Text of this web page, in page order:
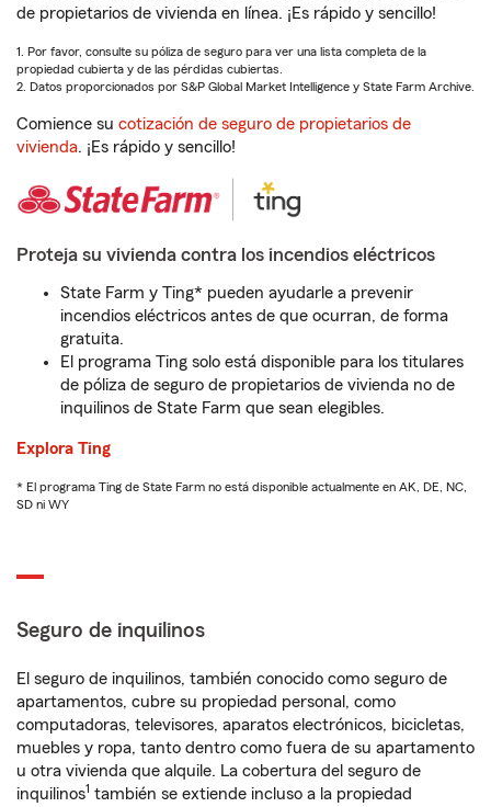
de propietarios de vivienda en línea. ¡Es rápido y sencillo!
1. Por favor, consulte su póliza de seguro para ver una lista completa de la
propiedad cubierta y de las pérdidas cubiertas.
2. Datos proporcionados por S&P Global Market Intelligence y State Farm Archive.
Comience su cotización de seguro de propietarios de
vivienda. ¡Es rápido y sencillo!
Proteja su vivienda contra los incendios eléctricos
State Farm y Ting* pueden ayudarle a prevenir
incendios eléctricos antes de que ocurran, de forma
gratuita.
El programa Ting solo está disponible para los titulares
de póliza de seguro de propietarios de vivienda no de
inquilinos de State Farm que sean elegibles.
Explora Ting
* El programa Ting de State Farm no está disponible actualmente en AK, DE, NC,
SD ni WY
Seguro de inquilinos
El seguro de inquilinos, también conocido como seguro de
apartamentos, cubre su propiedad personal, como
computadoras, televisores, aparatos electrónicos, bicicletas,
muebles y ropa, tanto dentro como fuera de su apartamento
u otra vivienda que alquile. La cobertura del seguro de
inquilinos1 también se extiende incluso a la propiedad